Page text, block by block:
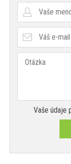
Vaše údaje